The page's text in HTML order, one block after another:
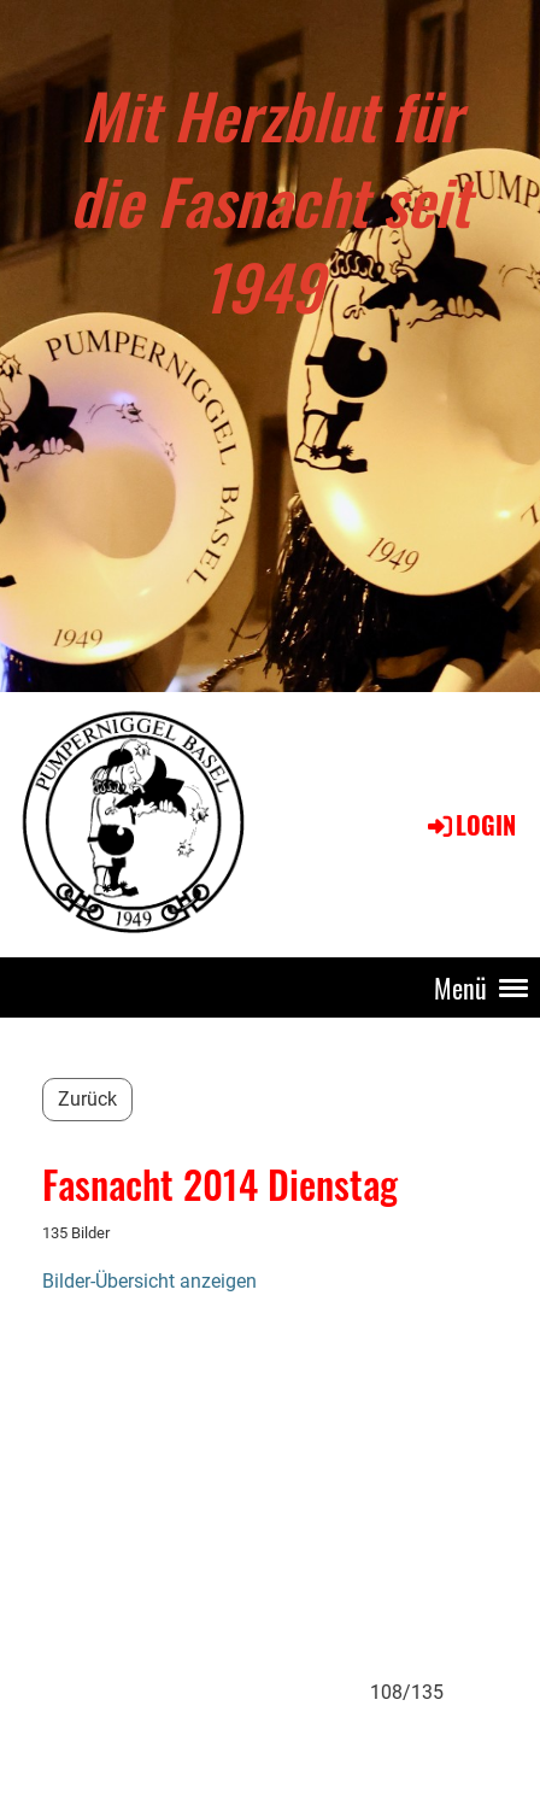
Mit Herzblut für
die Fasnacht seit
1949
LOGIN
Menü
Zurück
Fasnacht 2014 Dienstag
135 Bilder
Bilder-Übersicht anzeigen